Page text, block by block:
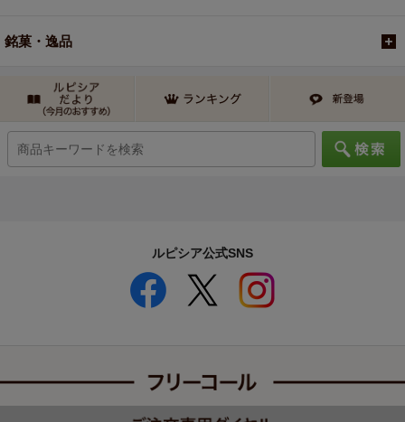
銘菓・逸品
ルピシア公式SNS